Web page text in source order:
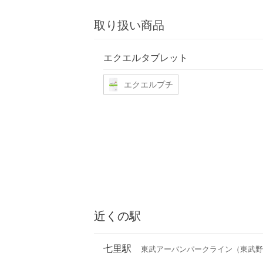
取り扱い商品
エクエルタブレット
エクエルプチ
近くの駅
七里駅 東武アーバンパークライン（東武